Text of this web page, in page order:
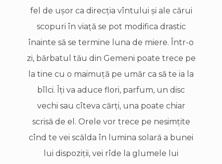
fel de uşor ca direcţia vîntului şi ale cărui
scopuri în viaţă se pot modifica drastic
înainte să se termine luna de miere. Într-o
zi, bărbatul tău din Gemeni poate trece pe
la tine cu o maimuţă pe umăr ca să te ia la
bîlci. Îţi va aduce flori, parfum, un disc
vechi sau cîteva cărţi, una poate chiar
scrisă de el. Orele vor trece pe nesimţite
cînd te vei scălda în lumina solară a bunei
lui dispoziţii, vei rîde la glumele lui